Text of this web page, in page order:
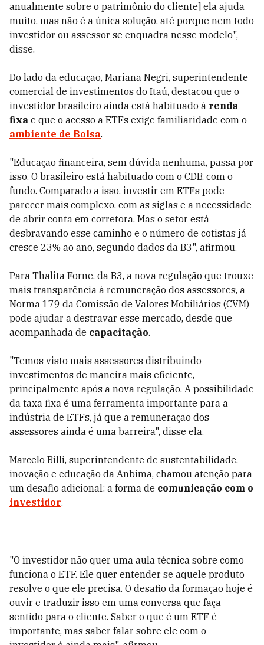
anualmente sobre o patrimônio do cliente] ela ajuda
muito, mas não é a única solução, até porque nem todo
investidor ou assessor se enquadra nesse modelo",
disse.
Do lado da educação, Mariana Negri, superintendente
comercial de investimentos do Itaú, destacou que o
investidor brasileiro ainda está habituado à renda
fixa e que o acesso a ETFs exige familiaridade com o
ambiente de Bolsa.
"Educação financeira, sem dúvida nenhuma, passa por
isso. O brasileiro está habituado com o CDB, com o
fundo. Comparado a isso, investir em ETFs pode
parecer mais complexo, com as siglas e a necessidade
de abrir conta em corretora. Mas o setor está
desbravando esse caminho e o número de cotistas já
cresce 23% ao ano, segundo dados da B3", afirmou.
Para Thalita Forne, da B3, a nova regulação que trouxe
mais transparência à remuneração dos assessores, a
Norma 179 da Comissão de Valores Mobiliários (CVM)
pode ajudar a destravar esse mercado, desde que
acompanhada de capacitação.
"Temos visto mais assessores distribuindo
investimentos de maneira mais eficiente,
principalmente após a nova regulação. A possibilidade
da taxa fixa é uma ferramenta importante para a
indústria de ETFs, já que a remuneração dos
assessores ainda é uma barreira", disse ela.
Marcelo Billi, superintendente de sustentabilidade,
inovação e educação da Anbima, chamou atenção para
um desafio adicional: a forma de comunicação com o
investidor.
"O investidor não quer uma aula técnica sobre como
funciona o ETF. Ele quer entender se aquele produto
resolve o que ele precisa. O desafio da formação hoje é
ouvir e traduzir isso em uma conversa que faça
sentido para o cliente. Saber o que é um ETF é
importante, mas saber falar sobre ele com o